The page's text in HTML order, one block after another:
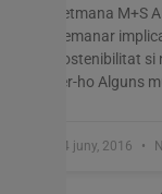
setmana M+S
demanar
sostenibilitat
fer-ho Alguns
24 juny, 2016